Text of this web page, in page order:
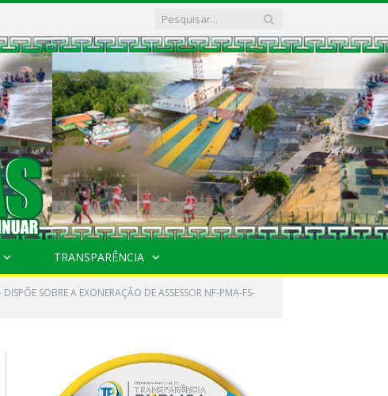
TRANSPARÊNCIA
SOBRE A EXONERAÇÃO DE ASSESSOR NF-PMA-FS-